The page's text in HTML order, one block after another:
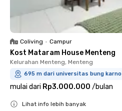
Coliving • Campur
Kost Mataram House Menteng
Kelurahan Menteng, Menteng
695 m dari universitas bung karno
mulai dari Rp3.000.000 /bulan
Lihat info lebih banyak